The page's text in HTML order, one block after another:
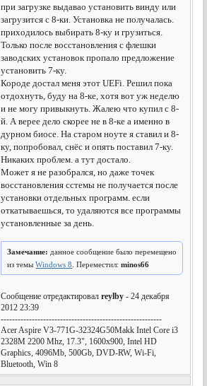
при загрузке выдавао установить винду или
загрузится с 8-ки. Установка не получалась.
приходилось выбирать 8-ку и грузиться.
Только после восстановления с флешки
заводских установок пропало предложение
установить 7-ку.
Короде достал меня этот UEFi. Решил пока
отдохнуть, буду на 8-ке, хотя вот уж неделю
и не могу привыкнуть. Жалею что купил с 8-
й. А верее дело скорее не в 8-ке а именно в
дурном биосе. На старом ноуте я ставил и 8-
ку, попробовал, снёс и опять поставил 7-ку.
Никаких проблем. а тут достало.
Может я не разобрался, но даже точек
восстановления сстемы не получается после
установки отдельных программ. если
откатываешься, то удаляются все программы
установленные за день.
Замечание: данное сообщение было перемещено
из темыWindows 8 . Переместил:minos66
Сообщение отредактировалreylby - 24 декабря
2012 23:39
---------------------------------------------------------
Acer Aspire V3-771G-32324G50Makk Intel Core i3
2328M 2200 Mhz, 17.3", 1600x900, Intel HD
Graphics, 4096Mb, 500Gb, DVD-RW, Wi-Fi,
Bluetooth, Win 8